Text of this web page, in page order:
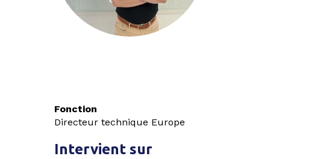
Fonction
Directeur technique Europe
Intervient sur